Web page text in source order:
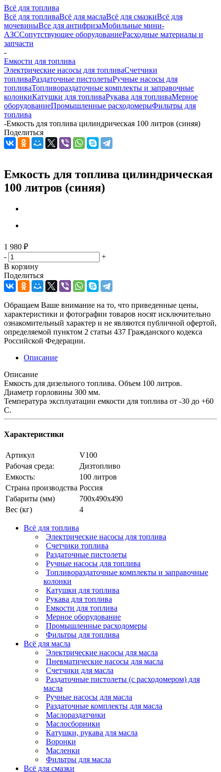
Всё для топлива
Всё для топливаВсё для маслаВсё для смазкиВсё для
мочевиныВсе для антифризаМобильные мини-
АЗССопутствующее оборудованиеРасходные материалы и
запчасти
-
Емкости для топлива
Электрические насосы для топливаСчетчики
топливаРаздаточные пистолетыРучные насосы для
топливаТопливораздаточные комплекты и заправочные
колонкиКатушки для топливаРукава для топливаМерное
оборудованиеПромышленные расходомерыФильтры для
топлива
-Емкость для топлива цилиндрическая 100 литров (синяя)
Поделиться
Емкость для топлива цилиндрическая
100 литров (синяя)
1 980 ₽
-
+
В корзину
Поделиться
Обращаем Ваше внимание на то, что приведенные цены,
характеристики и фотографии товаров носят исключительно
ознакомительный характер и не являются публичной офертой,
определяемой пунктом 2 статьи 437 Гражданского кодекса
Российской Федерации.
Описание
Описание
Емкость для дизельного топлива. Объем 100 литров.
Диаметр горловины 300 мм.
Температура эксплуатации емкости для топлива от -30 до +60
С.
Характеристики
Артикул
V100
Рабочая среда:
Дизтопливо
Емкость:
100 литров
Страна производства Россия
Габариты (мм)
700х490х490
Вес (кг)
4
Всё для топлива
Электрические насосы для топлива
Счетчики топлива
Раздаточные пистолеты
Ручные насосы для топлива
Топливораздаточные комплекты и заправочные
колонки
Катушки для топлива
Рукава для топлива
Емкости для топлива
Мерное оборудование
Промышленные расходомеры
Фильтры для топлива
Всё для масла
Электрические насосы для масла
Пневматические насосы для масла
Счетчики для масла
Раздаточные пистолеты (с расходомером) для
масла
Ручные насосы для масла
Раздаточные комплекты для масла
Маслораздатчики
Маслосборники
Катушки, рукава для масла
Воронки
Масленки
Фильтры для масла
Всё для смазки